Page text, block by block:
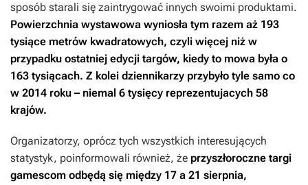
sposób starali się zaintrygować innych swoimi produktami.
Powierzchnia wystawowa wyniosła tym razem aż 193
tysiące metrów kwadratowych, czyli więcej niż w
przypadku ostatniej edycji targów, kiedy to mowa była o
163 tysiącach. Z kolei dziennikarzy przybyło tyle samo co
w 2014 roku – niemal 6 tysięcy reprezentujacych 58
krajów.
Organizatorzy, oprócz tych wszystkich interesujących
statystyk, poinformowali również, że przyszłoroczne targi
gamescom odbędą się między 17 a 21 sierpnia,